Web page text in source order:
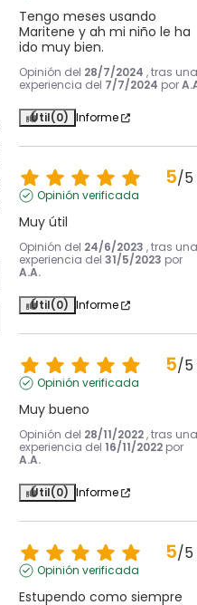
Tengo meses usando
Maritene y ah mi niño le ha
ido muy bien.
Opinión del 28/7/2024 , tras una
experiencia del 7/7/2024 por
Útil(0) Informe
5/5
Opinión verificada
Muy útil
Opinión del 24/6/2023 , tras una
experiencia del 31/5/2023 por
A.A.
Útil(0) Informe
5/5
Opinión verificada
Muy bueno
Opinión del 28/11/2022 , tras una
experiencia del 16/11/2022 por
A.A.
Útil(0) Informe
5/5
Opinión verificada
Estupendo como siempre